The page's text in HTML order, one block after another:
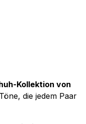
Kollektion von
die jedem Paar